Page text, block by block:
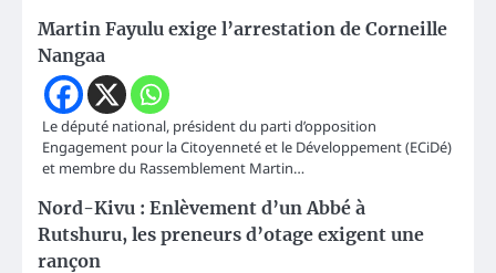
Martin Fayulu exige l’arrestation de Corneille
Nangaa
Le député national, président du parti d’opposition
Engagement pour la Citoyenneté et le Développement (ECiDé)
et membre du Rassemblement Martin…
Nord-Kivu : Enlèvement d’un Abbé à
Rutshuru, les preneurs d’otage exigent une
rançon